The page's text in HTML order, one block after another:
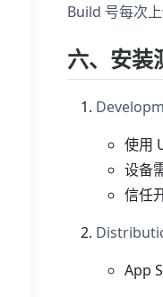
Build 号每次
六、安装
使用
设备
信任
App